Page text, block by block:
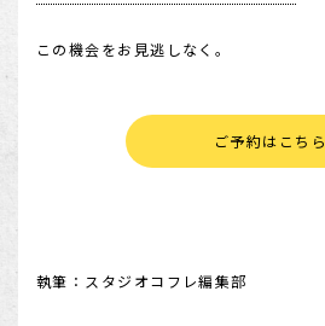
この機会をお見逃しなく。
ご予約はこちら
執筆：スタジオコフレ編集部